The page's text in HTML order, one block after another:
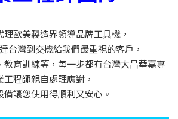
理歐美製造界領導品牌工具機，
台灣到交機給我們最重視的客戶，
教育訓練等，每一步都有台灣大昌華嘉專
工程師親自處理應對，
備讓您使用得順利又安心。